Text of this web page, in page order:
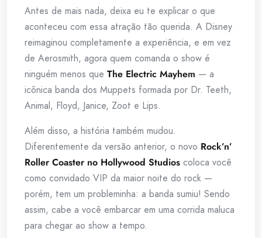
Antes de mais nada, deixa eu te explicar o que
aconteceu com essa atração tão querida. A Disney
reimaginou completamente a experiência, e em vez
de Aerosmith, agora quem comanda o show é
ninguém menos que The Electric Mayhem — a
icônica banda dos Muppets formada por Dr. Teeth,
Animal, Floyd, Janice, Zoot e Lips.
Além disso, a história também mudou.
Diferentemente da versão anterior, o novo Rock’n’
Roller Coaster no Hollywood Studios coloca você
como convidado VIP da maior noite do rock —
porém, tem um probleminha: a banda sumiu! Sendo
assim, cabe a você embarcar em uma corrida maluca
para chegar ao show a tempo.